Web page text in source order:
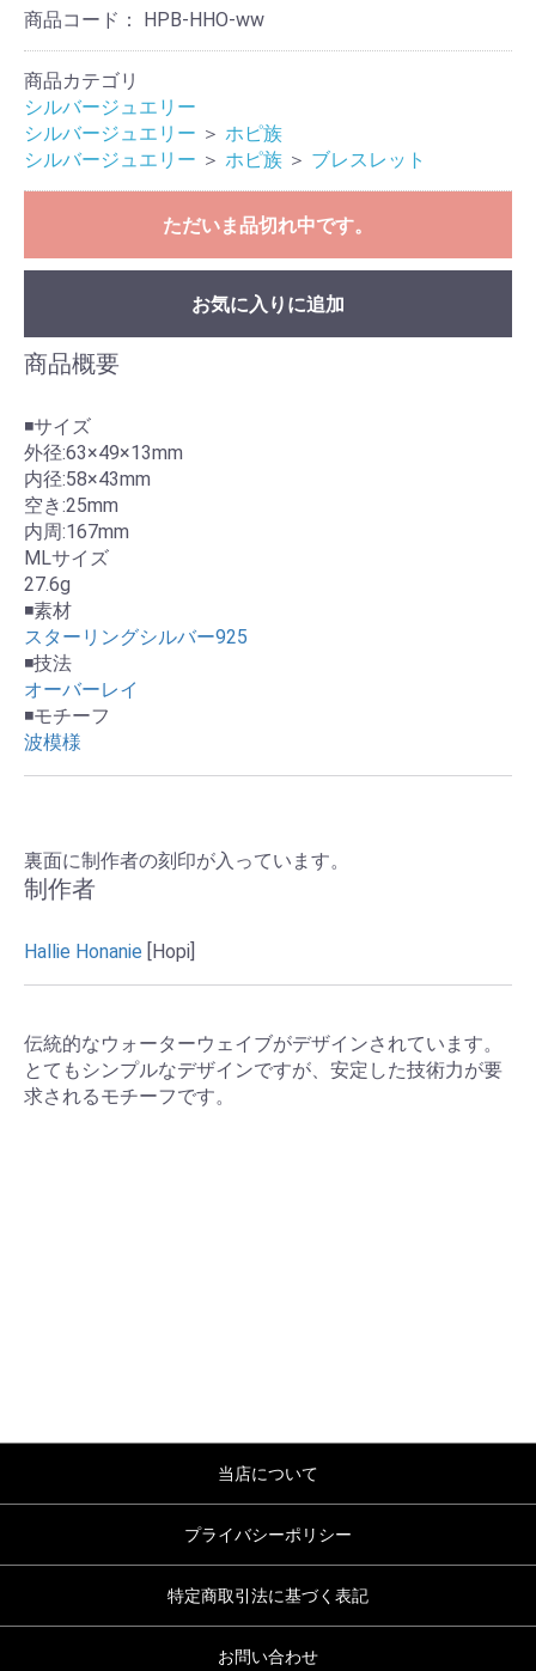
商品コード： HPB-HHO-ww
商品カテゴリ
シルバージュエリー
シルバージュエリー ＞ ホピ族
シルバージュエリー ＞ ホピ族 ＞ ブレスレット
ただいま品切れ中です。
お気に入りに追加
商品概要
◾️サイズ
外径:63×49×13mm
内径:58×43mm
空き:25mm
内周:167mm
MLサイズ
27.6g
◾️素材
スターリングシルバー925
◾️技法
オーバーレイ
◾️モチーフ
波模様
裏面に制作者の刻印が入っています。
制作者
Hallie Honanie [Hopi]
伝統的なウォーターウェイブがデザインされています。
とてもシンプルなデザインですが、安定した技術力が要
求されるモチーフです。
当店について
プライバシーポリシー
特定商取引法に基づく表記
お問い合わせ